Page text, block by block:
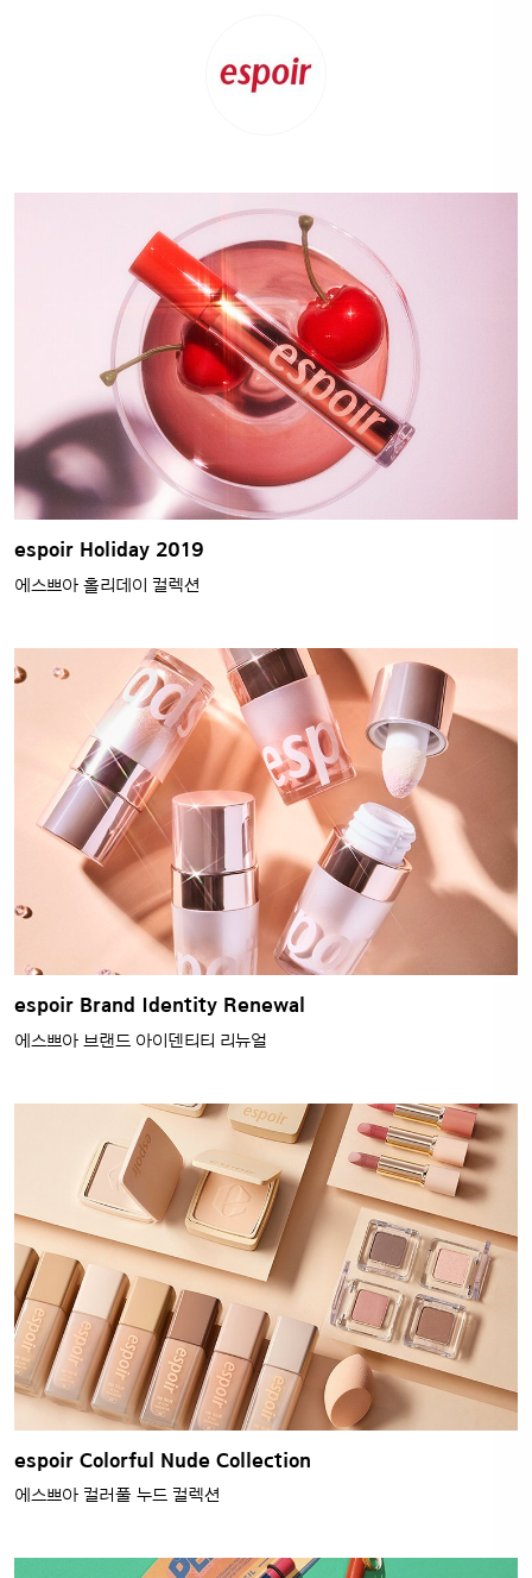
espoir Holiday 2019
에스쁘아 홀리데이 컬렉션
espoir Brand Identity Renewal
에스쁘아 브랜드 아이덴티티 리뉴얼
espoir Colorful Nude Collection
에스쁘아 컬러풀 누드 컬렉션